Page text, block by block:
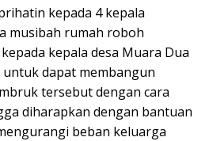
kepada 4 kepala
musibah rumah roboh
kepala desa Muara Dua
untuk dapat membangun
tersebut dengan cara
diharapkan dengan bantuan
beban keluarga